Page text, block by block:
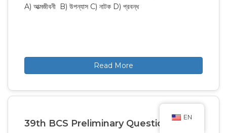
A) আত্মজীবনী B) উপন্যাস C) নাটক D) প্রবন্ধ
Read More
39th BCS Preliminary Questions
EN